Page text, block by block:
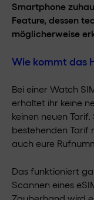
Smartphone
Feature, dessen
möglicherweise
Wie kommt das
Bei einer Watch
erhaltet ihr keine
keinen neuen
bestehenden
auch eure
Das funktioniert
Scannen eines